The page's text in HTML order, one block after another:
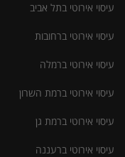
עיסוי אירוטי בתל אביב
עיסוי אירוטי ברחובות
עיסוי אירוטי ברמלה
עיסוי אירוטי ברמת השרון
עיסוי אירוטי ברמת גן
עיסוי אירוטי ברעננה